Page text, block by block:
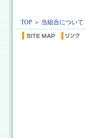
TOP ＞ 当組合について